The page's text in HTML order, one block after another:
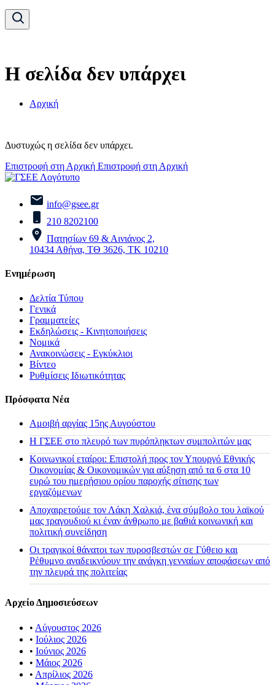
Η σελίδα δεν υπάρχει
Αρχική
Δυστυχώς η σελίδα δεν υπάρχει.
Επιστροφή στη Αρχική Επιστροφή στη Αρχική
info@gsee.gr
210 8202100
Πατησίων 69 & Αινιάνος 2,
10434 Αθήνα, ΤΘ 3626, ΤΚ 10210
Ενημέρωση
Δελτία Τύπου
Γενικά
Γραμματείες
Εκδηλώσεις - Κινητοποιήσεις
Νομικά
Ανακοινώσεις - Εγκύκλιοι
Βίντεο
Ρυθμίσεις Ιδιωτικότητας
Πρόσφατα Νέα
Αμοιβή αργίας 15ης Αυγούστου
H ΓΣΕΕ στο πλευρό των πυρόπληκτων συμπολιτών μας
Κοινωνικοί εταίροι: Επιστολή προς τον Υπουργό Εθνικής
Οικονομίας & Οικονομικών για αύξηση από τα 6 στα 10
ευρώ του ημερήσιου ορίου παροχής σίτισης των
εργαζόμενων
Αποχαιρετούμε τον Λάκη Χαλκιά, ένα σύμβολο του λαϊκού
μας τραγουδιού κι έναν άνθρωπο με βαθιά κοινωνική και
πολιτική συνείδηση
Οι τραγικοί θάνατοι των πυροσβεστών σε Γύθειο και
Ρέθυμνο αναδεικνύουν την ανάγκη γενναίων αποφάσεων από
την πλευρά της πολιτείας
Αρχείο Δημοσιεύσεων
• Αύγουστος 2026
• Ιούλιος 2026
• Ιούνιος 2026
• Μάιος 2026
• Απρίλιος 2026